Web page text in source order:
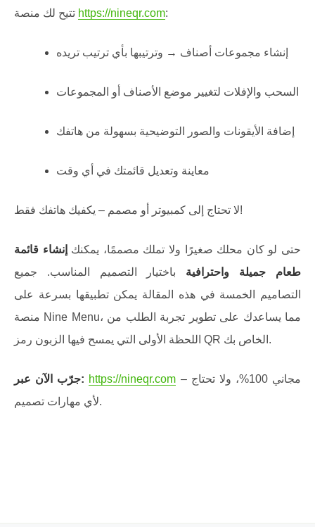
https://nineqr.com:
إنشاء مجموعات أصناف → وترتيبها بأي ترتيب تريده
السحب والإفلات لتغيير موضع الأصناف أو المجموعات
إضافة الأيقونات والصور التوضيحية بسهولة من هاتفك
معاينة وتعديل قائمتك في أي وقت
لا تحتاج إلى كمبيوتر أو مصمم – يكفيك هاتفك فقط!
حتى لو كان محلك صغيرًا ولا تملك مصممًا، يمكنك إنشاء قائمة
طعام جميلة واحترافية باختيار التصميم المناسب. جميع
التصاميم الخمسة في هذه المقالة يمكن تطبيقها بسرعة على
منصة Nine Menu، مما يساعدك على تطوير تجربة الطلب من
اللحظة الأولى التي يمسح فيها الزبون رمز QR الخاص بك.
جرّب الآن عبر: https://nineqr.com – مجاني 100%، ولا تحتاج
لأي مهارات تصميم.